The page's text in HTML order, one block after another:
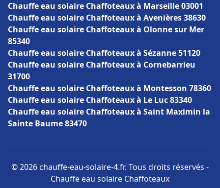
Chauffe eau solaire Chaffoteaux à Marseille 03001
Chauffe eau solaire Chaffoteaux à Avenières 38630
Chauffe eau solaire Chaffoteaux à Olonne sur Mer
85340
Chauffe eau solaire Chaffoteaux à Sézanne 51120
Chauffe eau solaire Chaffoteaux à Cornebarrieu
31700
Chauffe eau solaire Chaffoteaux à Montesson 78360
Chauffe eau solaire Chaffoteaux à Le Luc 83340
Chauffe eau solaire Chaffoteaux à Saint Maximin la
Sainte Baume 83470
© 2026 chauffe-eau-solaire-4.fr. Tous droits réservés -
Chauffe eau solaire Chaffoteaux